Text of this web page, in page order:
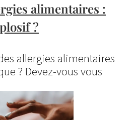
alimentaires :
?
allergies alimentaires
? Devez-vous vous